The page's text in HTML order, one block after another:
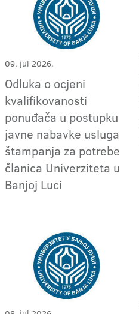
09. jul 2026.
Odluka o ocjeni
kvalifikovanosti
ponuđača u postupku
javne nabavke usluga
štampanja za potrebe
članica Univerziteta u
Banjoj Luci